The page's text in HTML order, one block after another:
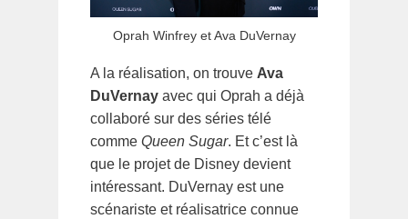
Oprah Winfrey et Ava DuVernay
A la réalisation, on trouve Ava
DuVernay avec qui Oprah a déjà
collaboré sur des séries télé
comme Queen Sugar. Et c’est là
que le projet de Disney devient
intéressant. DuVernay est une
scénariste et réalisatrice connue